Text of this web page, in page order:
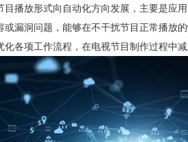
播放形式向自动化方向发展，主要是应
漏洞问题，能够在不干扰节目正常播放
各项工作流程，在电视节目制作过程中